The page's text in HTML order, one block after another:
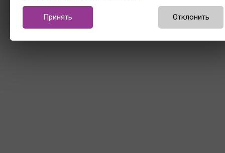
Принять Отклонить